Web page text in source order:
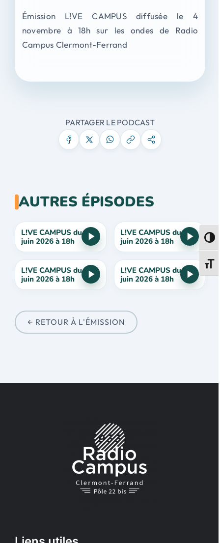
Émission L!VE CAMPUS diffusée le 4
novembre à 18h sur les ondes de Radio
Campus Clermont-Ferrand
PARTAGER LE PODCAST
AUTRES ÉPISODES
L!VE CAMPUS du 30
juin 2026 à 18h
L!VE CAMPUS du 23
juin 2026 à 18h
L!VE CAMPUS du 16
juin 2026 à 18h
L!VE CAMPUS du 2
juin 2026 à 18h
← RETOUR À L'ÉMISSION